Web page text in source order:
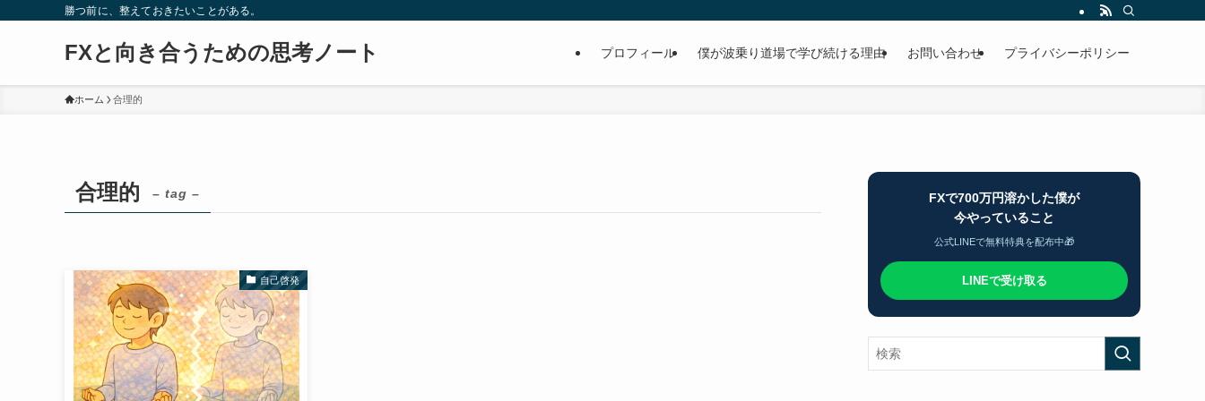
勝つ前に、整えておきたいことがある。
FXと向き合うための思考ノート プロフィール 僕が波乗り道場で学び続ける理由 お問い合わせ プライバシーポリシー
ホーム 合理的
合理的 – tag –
自己啓発
FXで700万円溶かした僕が
今やっていること
公式LINEで無料特典を配布中🎁
LINEで受け取る